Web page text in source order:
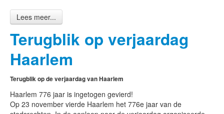
Lees meer...
Terugblik op verjaardag
Haarlem
Terugblik op de verjaardag van Haarlem
Haarlem 776 jaar is ingetogen gevierd!
Op 23 november vierde Haarlem het 776e jaar van de